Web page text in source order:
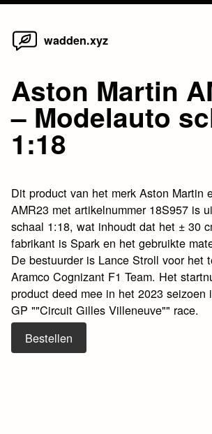
Skip
wadden.xyz
Aston Martin
– Modelauto
1:18
Dit product van het merk Aston Martin
AMR23 met artikelnummer 18S957 is
schaal 1:18, wat inhoudt dat het ± 30
fabrikant is Spark en het gebruikte
De bestuurder is Lance Stroll voor het
Aramco Cognizant F1 Team. Het
product deed mee in het 2023 seizoen
GP ""Circuit Gilles Villeneuve"" race.
Bestellen